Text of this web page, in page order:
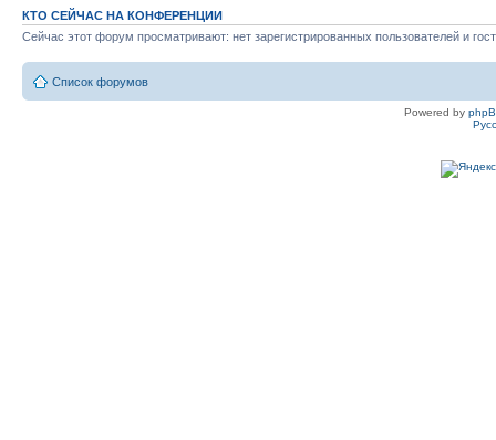
КТО СЕЙЧАС НА КОНФЕРЕНЦИИ
Сейчас этот форум просматривают: нет зарегистрированных пользователей и
Список форумов
Powered by